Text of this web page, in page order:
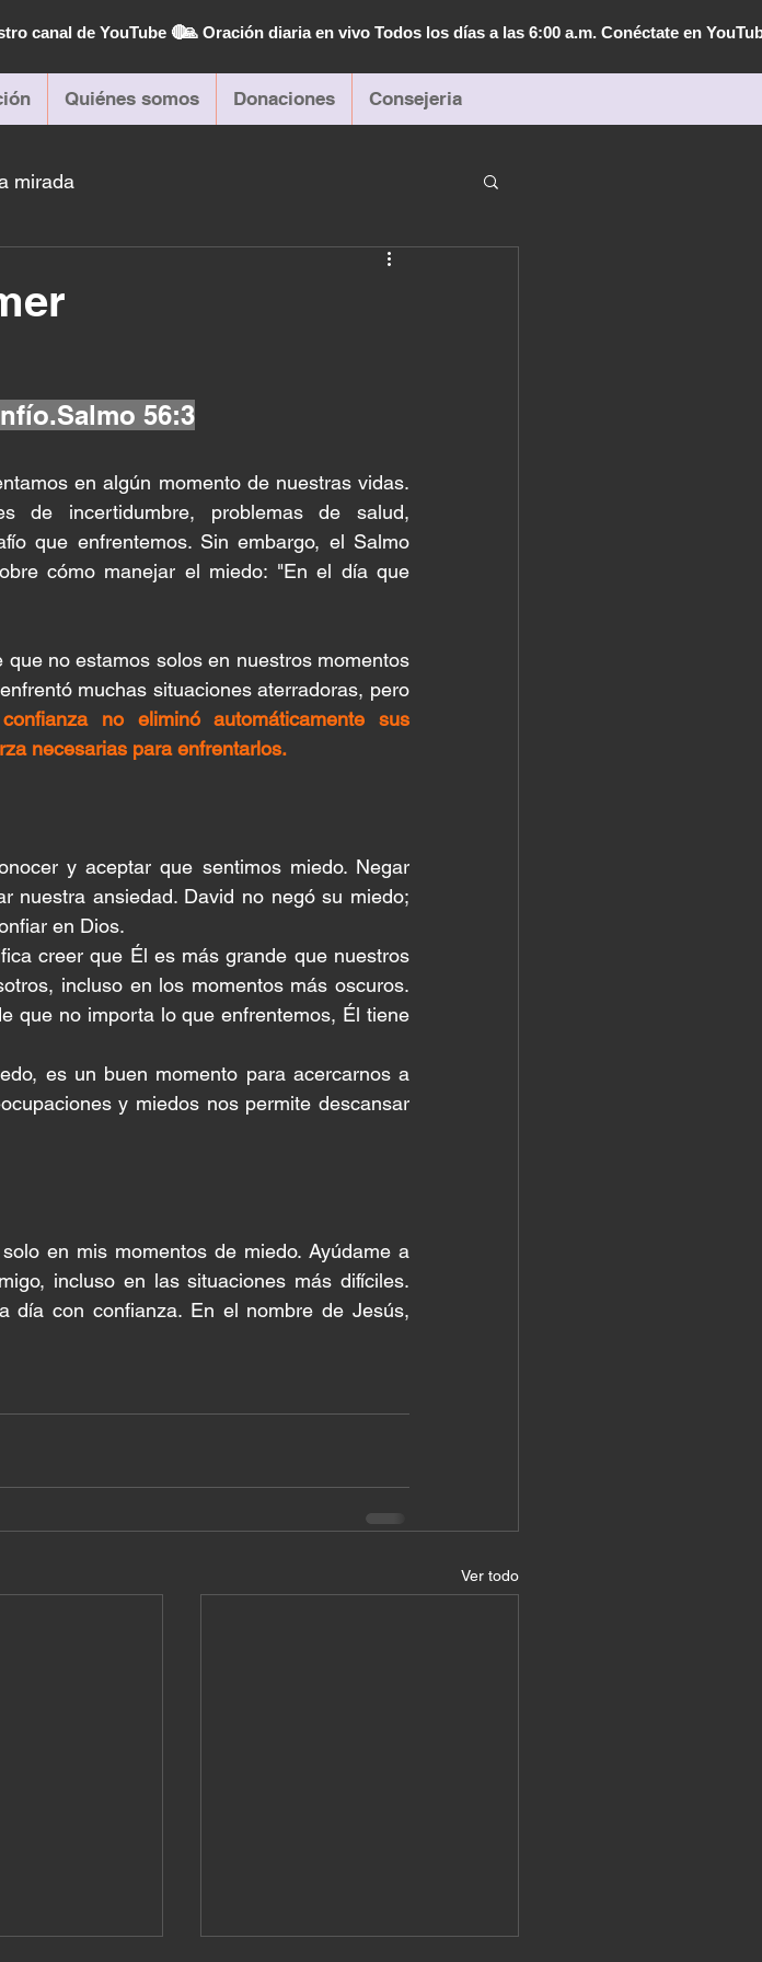
canal de YouTube 🔴🙏 Oración diaria en vivo Todos los días a las 6:00 a.m. Conéctate en
Quiénes somos Donaciones Consejeria
mirada
56:3
en algún momento de nuestras vidas.
de incertidumbre, problemas de salud,
que enfrentemos. Sin embargo, el Salmo
cómo manejar el miedo: "En el día que
no estamos solos en nuestros momentos
muchas situaciones aterradoras, pero
no eliminó automáticamente sus
necesarias para enfrentarlos.
y aceptar que sentimos miedo. Negar
nuestra ansiedad. David no negó su miedo;
en Dios.
creer que Él es más grande que nuestros
incluso en los momentos más oscuros.
que no importa lo que enfrentemos, Él tiene
es un buen momento para acercarnos a
y miedos nos permite descansar
en mis momentos de miedo. Ayúdame a
incluso en las situaciones más difíciles.
día con confianza. En el nombre de Jesús,
Ver todo